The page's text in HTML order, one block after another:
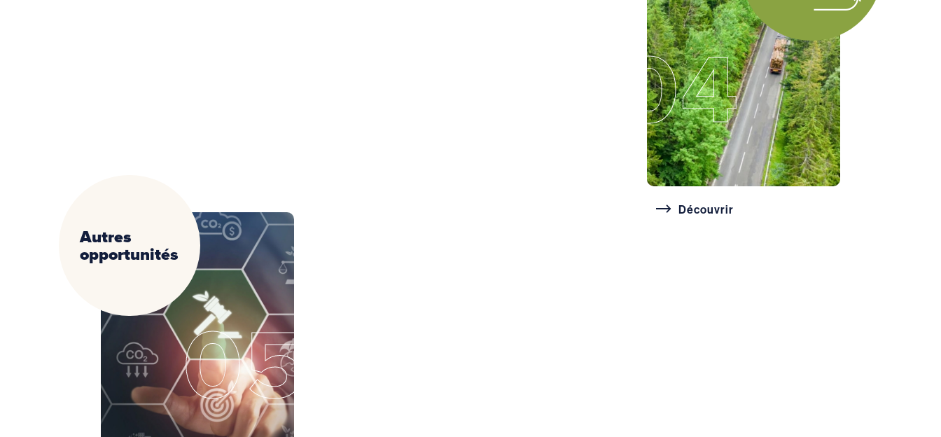
04
Découvrir
05
Autres
opportunités